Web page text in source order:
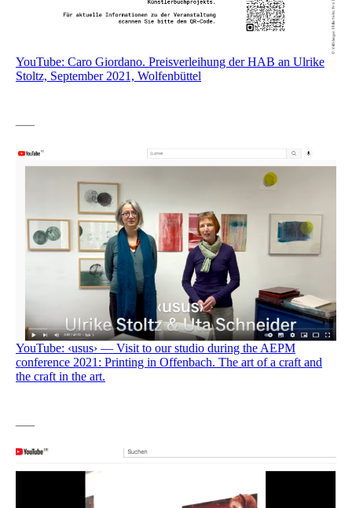
YouTube: Caro Giordano. Preisverleihung der HAB an Ulrike
Stoltz, September 2021, Wolfenbüttel
—
YouTube: ‹usus› — Visit to our studio during the AEPM
conference 2021: Printing in Offenbach. The art of a craft and
the craft in the art.
—